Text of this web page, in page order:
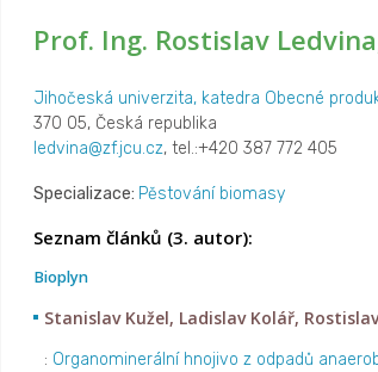
Prof. Ing. Rostislav
Jihočeská univerzita, katedra Obecné
370 05, Česká republika
ledvina@zf.jcu.cz, tel.:+420 387 772 405
Specializace: Pěstování biomasy
Seznam článků (3. autor):
Bioplyn
Stanislav Kužel, Ladislav Kolář,
: Organominerální hnojivo z odpadů